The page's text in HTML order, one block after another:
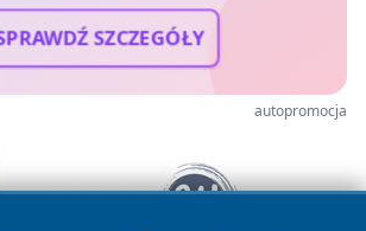
SZCZEGÓŁY
autopromocja